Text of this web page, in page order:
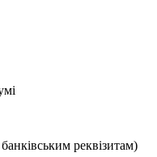
реквізитам)